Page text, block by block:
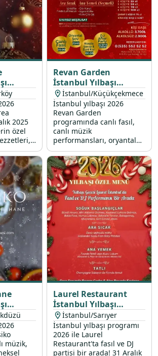
2025
özel
show
sizleri
Revan Garden
İstanbul Yılbaşı
Programı 2026
İstanbul/Küçükçekmece
İstanbul yılbaşı 2026
Revan Garden
programında canlı fasıl,
canlı müzik
performansları, oryantal
show ve DJ partisi ile dolu
dolu bir 31 Aralık 2025
yılbaşı gecesi sizleri
bekliyor.
müzik,
Laurel Restaurant
İstanbul Yılbaşı
Programı 2026
İstanbul/Sarıyer
İstanbul yılbaşı programı
2026 ile Laurel
Restaurant'ta fasıl ve DJ
partisi bir arada! 31 Aralık